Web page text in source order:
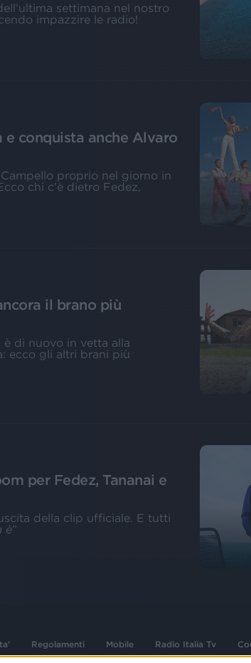
settimana nel nostro
impazzire le radio!
e conquista anche Alvaro
proprio nel giorno in
chi c’è dietro Fedez,
il brano più
è di nuovo in vetta alla
ecco gli altri brani più
per Fedez, Tananai e
della clip ufficiale. E tutti
è”
Regolamenti Mobile Radio Italia Tv